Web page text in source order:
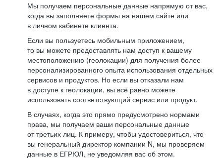
Мы получаем персональные данные напрямую от вас,
когда вы заполняете формы на нашем сайте или
в личном кабинете клиента.
Если вы пользуетесь мобильным приложением,
то вы можете предоставлять нам доступ к вашему
местоположению (геолокации) для получения более
персонализированного опыта использования отдельных
сервисов и продуктов. Но если вы отказали нам
в доступе к геолокации, вы всё равно можете
использовать соответствующий сервис или продукт.
В случаях, когда это прямо предусмотрено нормами
права, мы получаем ваши персональные данные
от третьих лиц. К примеру, чтобы удостовериться, что
вы генеральный директор компании N, мы проверяем
данные в ЕГРЮЛ, не уведомляя вас об этом.